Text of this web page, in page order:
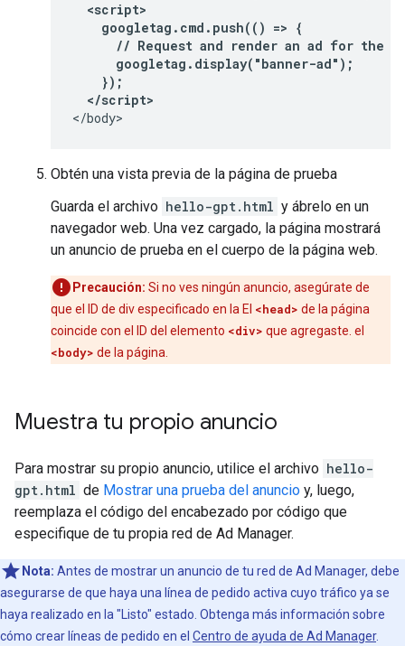
  <script>
    googletag.cmd.push(() => {
// Request and render an ad for the
      googletag.display("banner-ad");
    });
  </script>
</body>
Obtén una vista previa de la página de prueba
Guarda el archivo hello-gpt.html y ábrelo en un
navegador web. Una vez cargado, la página mostrará
un anuncio de prueba en el cuerpo de la página web.
Precaución: Si no ves ningún anuncio, asegúrate de
que el ID de div especificado en la El <head> de la página
coincide con el ID del elemento <div> que agregaste. el
<body> de la página.
Muestra tu propio anuncio
Para mostrar su propio anuncio, utilice el archivo hello-
gpt.html de Mostrar una prueba del anuncio y, luego,
reemplaza el código del encabezado por código que
especifique de tu propia red de Ad Manager.
Nota: Antes de mostrar un anuncio de tu red de Ad Manager, debe
asegurarse de que haya una línea de pedido activa cuyo tráfico ya se
haya realizado en la "Listo" estado. Obtenga más información sobre
cómo crear líneas de pedido en el Centro de ayuda de Ad Manager.